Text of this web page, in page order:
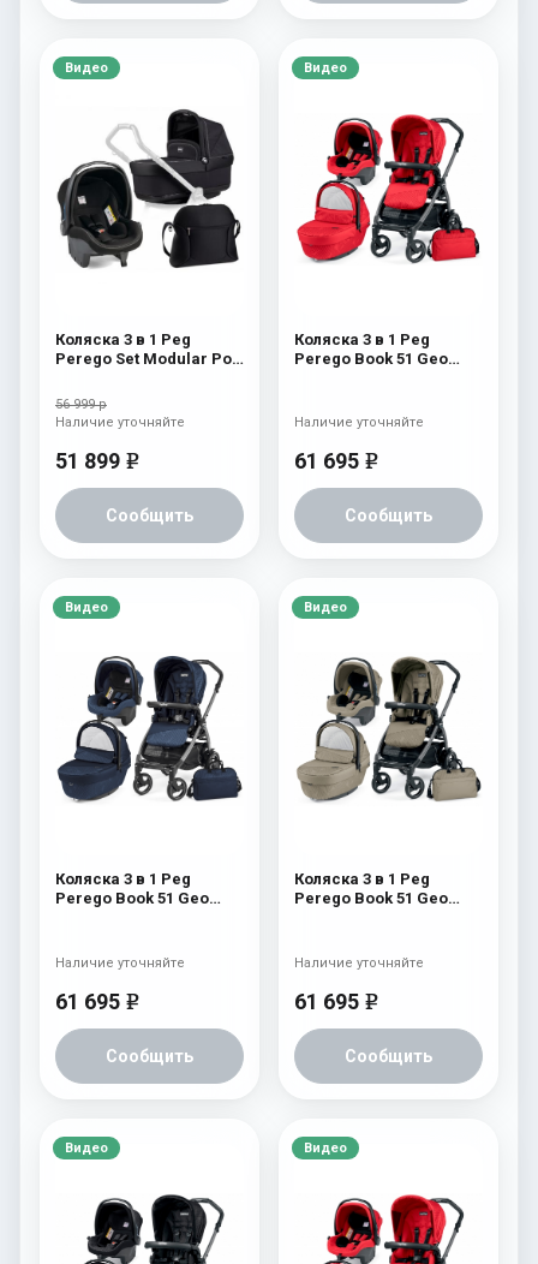
Видео
Коляска 3 в 1 Peg
Perego Set Modular Pop
56 999 р
51 899 e
Сообщить
Наличие уточняйте
Видео
Коляска 3 в 1 Peg
Perego Book 51 Geo
61 695 e
Сообщить
Наличие уточняйте
Видео
Коляска 3 в 1 Peg
Perego Book 51 Geo
61 695 e
Сообщить
Наличие уточняйте
Видео
Коляска 3 в 1 Peg
Perego Book 51 Geo
61 695 e
Сообщить
Наличие уточняйте
Видео Видео